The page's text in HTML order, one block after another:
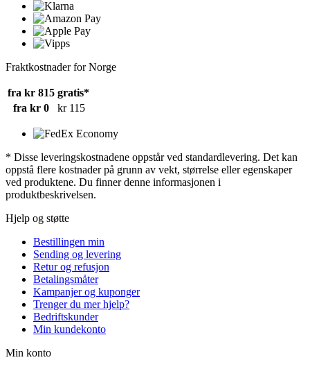
Fraktkostnader for Norge
fra kr 815 gratis*
fra kr 0
kr 115
* Disse leveringskostnadene oppstår ved standardlevering. Det kan
oppstå flere kostnader på grunn av vekt, størrelse eller egenskaper
ved produktene. Du finner denne informasjonen i
produktbeskrivelsen.
Hjelp og støtte
Bestillingen min
Sending og levering
Retur og refusjon
Betalingsmåter
Kampanjer og kuponger
Trenger du mer hjelp?
Bedriftskunder
Min kundekonto
Min konto